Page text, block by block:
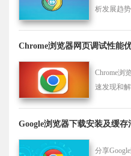
析发展趋
Chrome浏览器网页调试性能
Chrome浏
速发现和
Google浏览器下载安装及缓
分享